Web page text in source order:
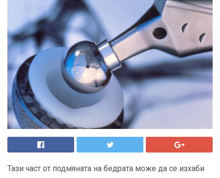
Тази част от подмяната на бедрата може да се изхаби